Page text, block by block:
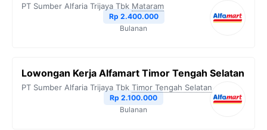
PT Sumber Alfaria Trijaya Tbk Mataram
Rp 2.400.000
Bulanan
Lowongan Kerja Alfamart Timor Tengah Selatan
PT Sumber Alfaria Trijaya Tbk Timor Tengah Selatan
Rp 2.100.000
Bulanan